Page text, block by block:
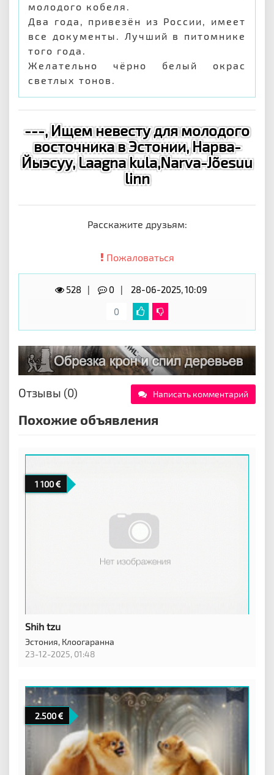
молодого кобеля.
Два года, привезён из России, имеет
все документы. Лучший в питомнике
того года.
Желательно чёрно белый окрас
светлых тонов.
---, Ищем невесту для молодого
восточника в Эстонии, Нарва-
Йыэсуу, Laagna kula,Narva-Jõesuu
linn
Расскажите друзьям:
Пожаловаться
528 0
28-06-2025, 10:09
0
Отзывы (0) Написать комментарий
Похожие объявления
1 100
Shih tzu
Эстония, Клоогаранна
23-12-2025, 01:48
2.500